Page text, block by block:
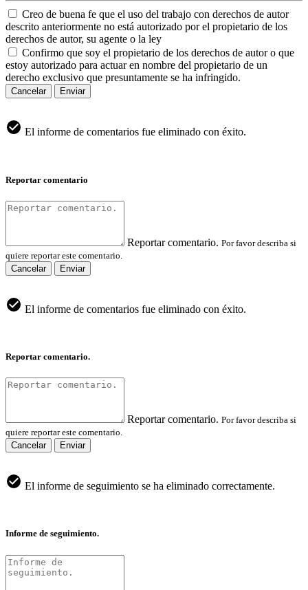
Creo de buena fe que el uso del trabajo con derechos de autor
descrito anteriormente no está autorizado por el propietario de los
derechos de autor, su agente o la ley
Confirmo que soy el propietario de los derechos de autor o que
estoy autorizado para actuar en nombre del propietario de un
derecho exclusivo que presuntamente se ha infringido.
Cancelar Enviar
El informe de comentarios fue eliminado con éxito.
Reportar comentario
Reportar comentario. Por favor describa si
quiere reportar este comentario.
Cancelar
Enviar
El informe de comentarios fue eliminado con éxito.
Reportar comentario.
Reportar comentario. Por favor describa si
quiere reportar este comentario.
Cancelar
Enviar
El informe de seguimiento se ha eliminado correctamente.
Informe de seguimiento.